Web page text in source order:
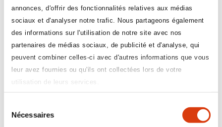
annonces, d'offrir des fonctionnalités relatives aux médias
sociaux et d'analyser notre trafic. Nous partageons également
des informations sur l'utilisation de notre site avec nos
partenaires de médias sociaux, de publicité et d'analyse, qui
peuvent combiner celles-ci avec d'autres informations que vous
leur avez fournies ou qu'ils ont collectées lors de votre
utilisation de leurs services.
Nécessaires
Quand nous intervenons auprès d’employeurs ou de
salariés du secteur sanitaire et médico-social, nous les
informons sur OETH, ses missions, ses actions. Nous
pouvons également être amenés à échanger avec les
gestionnaires conseil en amont de la rencontre avec
l’employeur sur certains dossiers, pour préciser un
dispositif ou trouver la solution la plus adaptée. Les
équipes sont très réactives et nous travaillons en
pour intervenir lors de tables rondes ou de webinaires.
Ces moments d’échanges collectifs sont toujours très